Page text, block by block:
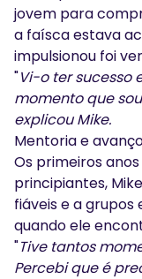
jovem para
a faísca estava
impulsionou foi
"Vi-o ter sucesso
momento que
explicou Mike.
Mentoria e
Os primeiros
principiantes,
fiáveis e a grupos
quando ele
"Tive tantos
Percebi que é